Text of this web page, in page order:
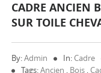
CADRE ANCIEN
SUR TOILE
By:Admin In: Cadre
Tags:Ancien , Bois ,